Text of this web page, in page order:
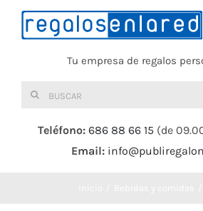
Saltar
Tu empresa de regalos
Buscar:
Teléfono: 686 88 66 15 (de
Email: